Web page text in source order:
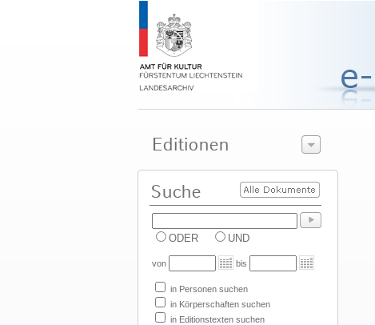
ODER UND
von bis
in Personen suchen
in Körperschaften suchen
in Editionstexten suchen